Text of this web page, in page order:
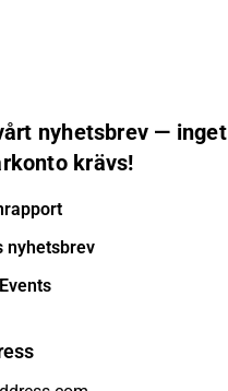
nyhetsbrev — inget
krävs!
nyhetsbrev